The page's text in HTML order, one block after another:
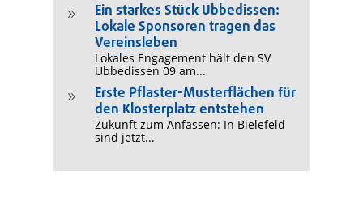
9
Ein starkes Stück Ubbedissen:
Lokale Sponsoren tragen das
Vereinsleben
Lokales Engagement hält den SV
Ubbedissen 09 am...
9
Erste Pflaster-Musterflächen für
den Klosterplatz entstehen
Zukunft zum Anfassen: In Bielefeld
sind jetzt...